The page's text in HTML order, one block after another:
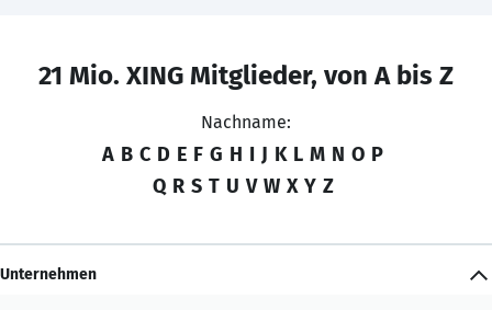
21 Mio. XING Mitglieder, von A bis Z
Nachname:
A B C D E F G H I J K L M N O P
Q R S T U V W X Y Z
Unternehmen